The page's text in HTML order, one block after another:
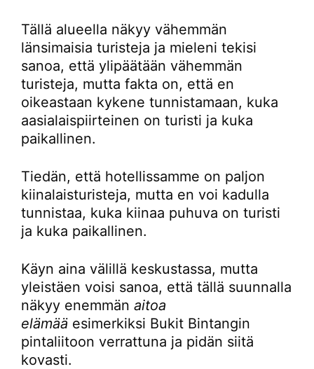
Tällä alueella näkyy vähemmän
länsimaisia turisteja ja mieleni tekisi
sanoa, että ylipäätään vähemmän
turisteja, mutta fakta on, että en
oikeastaan kykene tunnistamaan, kuka
aasialaispiirteinen on turisti ja kuka
paikallinen.
Tiedän, että hotellissamme on paljon
kiinalaisturisteja, mutta en voi kadulla
tunnistaa, kuka kiinaa puhuva on turisti
ja kuka paikallinen.
Käyn aina välillä keskustassa, mutta
yleistäen voisi sanoa, että tällä suunnalla
näkyy enemmän aitoa
elämää esimerkiksi Bukit Bintangin
pintaliitoon verrattuna ja pidän siitä
kovasti.